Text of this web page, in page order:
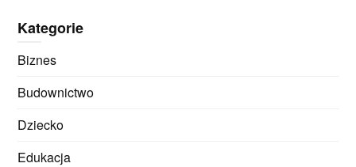
Kategorie
Biznes
Budownictwo
Dziecko
Edukacja